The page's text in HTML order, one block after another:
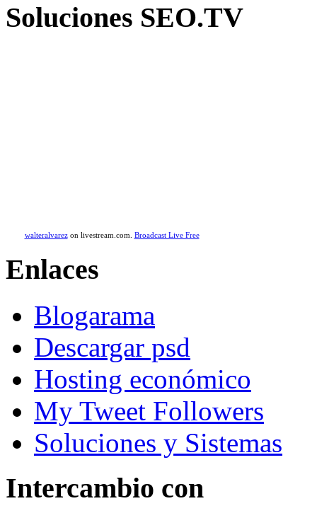
Soluciones SEO.TV
walteralvarezon livestream.com. Broadcast Live Free
Enlaces
Blogarama
Descargar psd
Hosting económico
My Tweet Followers
Soluciones y Sistemas
Intercambio con